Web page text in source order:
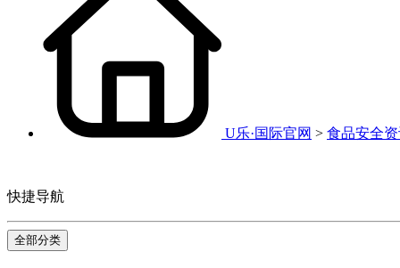
U乐·国际官网 > 食品安全
快捷导航
全部分类